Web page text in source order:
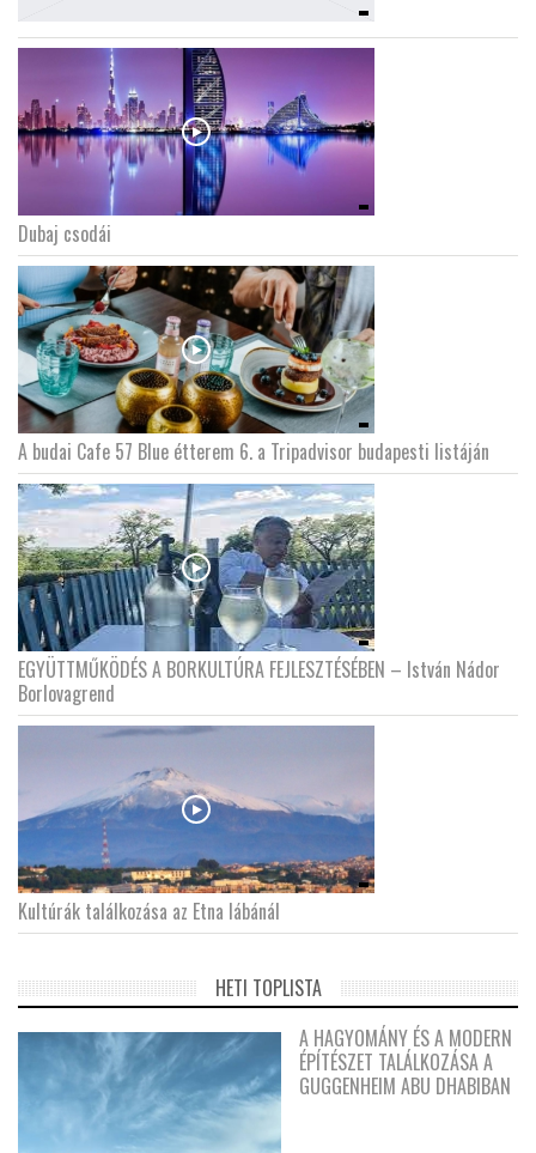
Dubaj csodái
A budai Cafe 57 Blue étterem 6. a Tripadvisor budapesti listáján
EGYÜTTMŰKÖDÉS A BORKULTÚRA FEJLESZTÉSÉBEN – István Nádor
Borlovagrend
Kultúrák találkozása az Etna lábánál
HETI TOPLISTA
A HAGYOMÁNY ÉS A MODERN
ÉPÍTÉSZET TALÁLKOZÁSA A
GUGGENHEIM ABU DHABIBAN